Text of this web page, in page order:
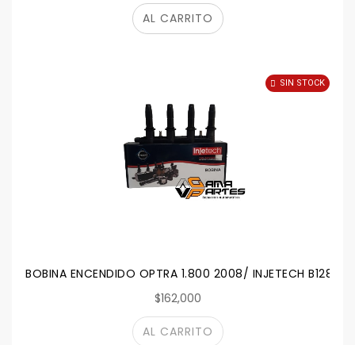
AL CARRITO
BOBINA ENCENDIDO OPTRA 1.800 2008/ INJETECH B128/
$162,000
AL CARRITO
SIN STOCK